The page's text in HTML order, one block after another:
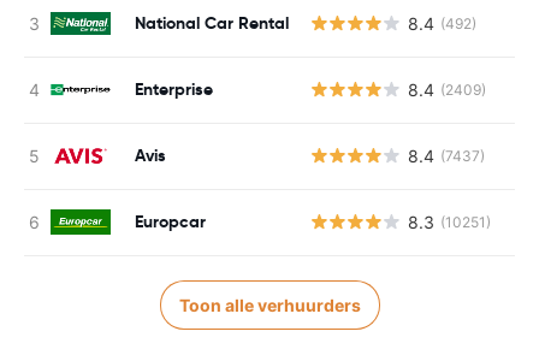
National Car Rental 8.4 (492)
Enterprise 8.4 (2409)
Avis 8.4 (7437)
Europcar 8.3 (10251)
Toon alle verhuurders